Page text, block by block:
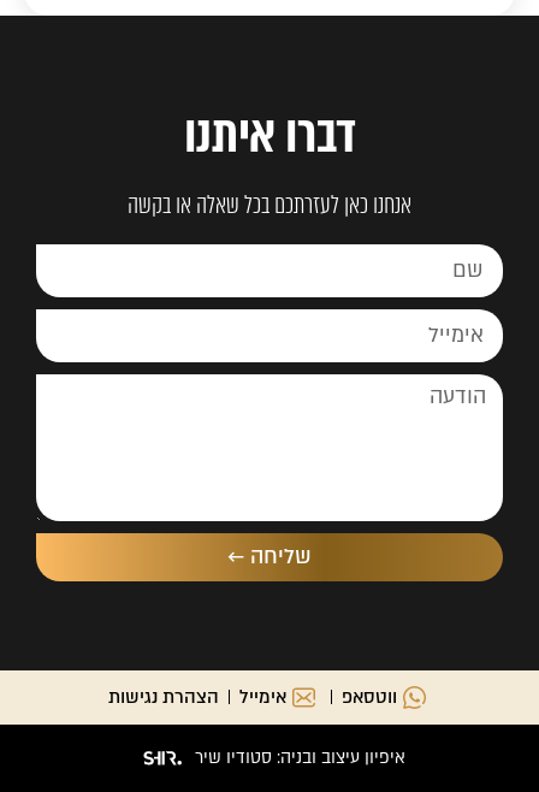
דברו איתנו
אנחנו כאן לעזרתכם בכל שאלה או בקשה
שליחה ←
ווטסאפ אימייל הצהרת נגישות
איפיון עיצוב ובניה: סטודיו שיר